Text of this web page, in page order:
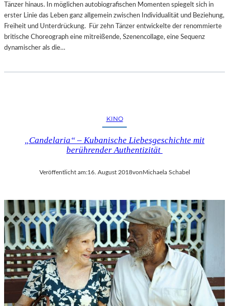
Tänzer hinaus. In möglichen autobiografischen Momenten spiegelt sich in
erster Linie das Leben ganz allgemein zwischen Individualität und Beziehung,
Freiheit und Unterdrückung. Für zehn Tänzer entwickelte der renommierte
britische Choreograph eine mitreißende, Szenencollage, eine Sequenz
dynamischer als die…
KINO
„Candelaria“ – Kubanische Liebesgeschichte mit
berührender Authentizität
Veröffentlicht am:16. August 2018vonMichaela Schabel